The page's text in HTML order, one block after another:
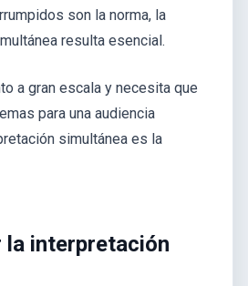
son la norma, la
resulta esencial.
a gran escala y necesita que
para una audiencia
simultánea es la
la interpretación